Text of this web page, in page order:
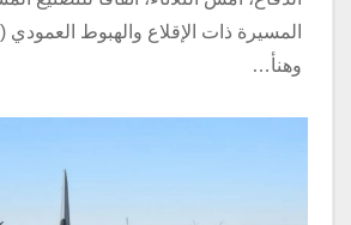
وهنأ…